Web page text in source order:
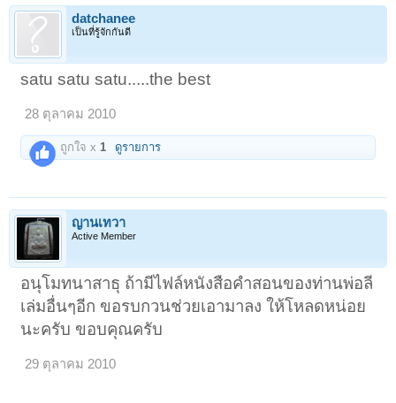
datchanee
เป็นที่รู้จักกันดี
satu satu satu.....the best
28 ตุลาคม 2010
ถูกใจ x 1 ดูรายการ
ญานเทวา
Active Member
อนุโมทนาสาธุ ถ้ามีไฟล์หนังสือคำสอนของท่านพ่อลี
เล่มอื่นๆอีก ขอรบกวนช่วยเอามาลง ให้โหลดหน่อย
นะครับ ขอบคุณครับ
29 ตุลาคม 2010